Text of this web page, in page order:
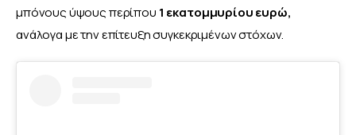
μπόνους ύψους περίπου 1 εκατομμυρίου ευρώ,
ανάλογα με την επίτευξη συγκεκριμένων στόχων.